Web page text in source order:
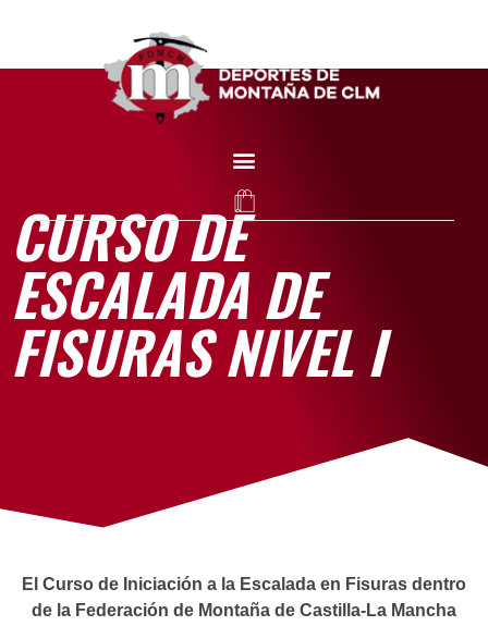
CURSO DE
ESCALADA DE
FISURAS NIVEL I
El Curso de Iniciación a la Escalada en Fisuras dentro
de la Federación de Montaña de Castilla-La Mancha